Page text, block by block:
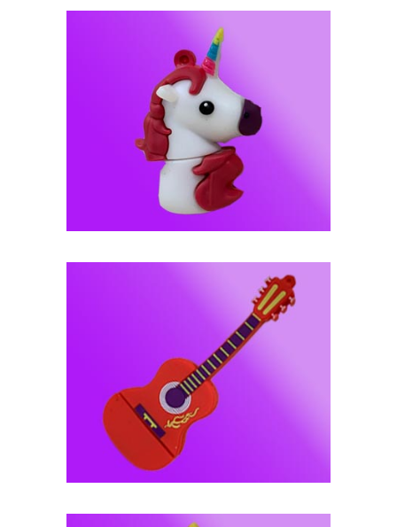
فلش مموری عروسکی -- کد J102
فلش مموری عروسکی -- کد J109